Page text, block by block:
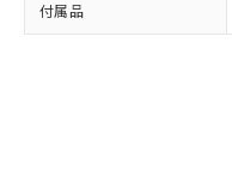
付属品
登録され
および当社
※3 非含有証